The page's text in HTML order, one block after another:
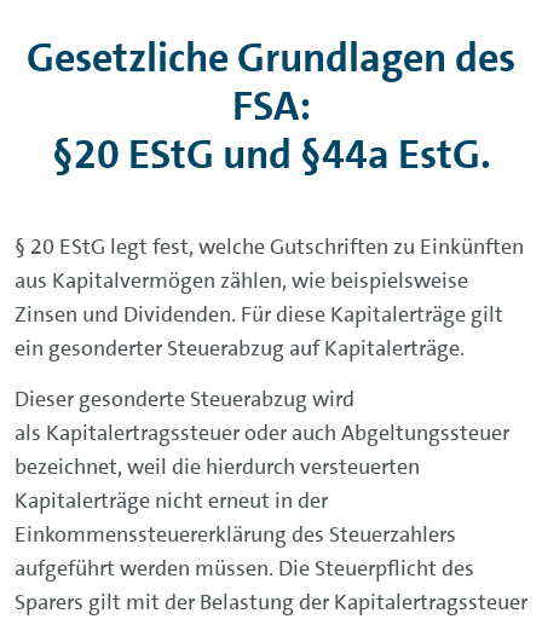
Gesetzliche Grundlagen des
FSA:
§20 EStG und §44a EstG.
§ 20 EStG legt fest, welche Gutschriften zu Einkünften
aus Kapitalvermögen zählen, wie beispielsweise
Zinsen und Dividenden. Für diese Kapitalerträge gilt
ein gesonderter Steuerabzug auf Kapitalerträge.
Dieser gesonderte Steuerabzug wird
als Kapitalertragssteuer oder auch Abgeltungssteuer
bezeichnet, weil die hierdurch versteuerten
Kapitalerträge nicht erneut in der
Einkommenssteuererklärung des Steuerzahlers
aufgeführt werden müssen. Die Steuerpflicht des
Sparers gilt mit der Belastung der Kapitalertragssteuer